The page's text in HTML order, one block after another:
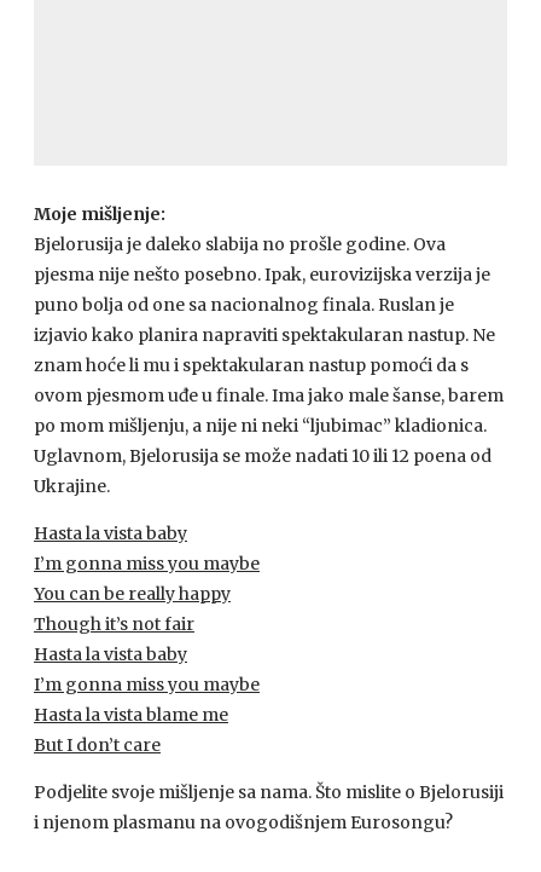
Moje mišljenje:
Bjelorusija je daleko slabija no prošle godine. Ova
pjesma nije nešto posebno. Ipak, eurovizijska verzija je
puno bolja od one sa nacionalnog finala. Ruslan je
izjavio kako planira napraviti spektakularan nastup. Ne
znam hoće li mu i spektakularan nastup pomoći da s
ovom pjesmom uđe u finale. Ima jako male šanse, barem
po mom mišljenju, a nije ni neki “ljubimac” kladionica.
Uglavnom, Bjelorusija se može nadati 10 ili 12 poena od
Ukrajine.
Hasta la vista baby
I’m gonna miss you maybe
You can be really happy
Though it’s not fair
Hasta la vista baby
I’m gonna miss you maybe
Hasta la vista blame me
But I don’t care
Podjelite svoje mišljenje sa nama. Što mislite o Bjelorusiji
i njenom plasmanu na ovogodišnjem Eurosongu?